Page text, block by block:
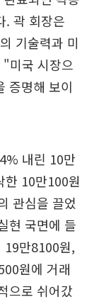
. 곽 회장은
기술력과 미
미국 시장으
증명해 보이
내린 10만
한 10만100원
관심을 끌었
현 국면에 들
19만8100원,
원에 거래
으로 쉬어갔